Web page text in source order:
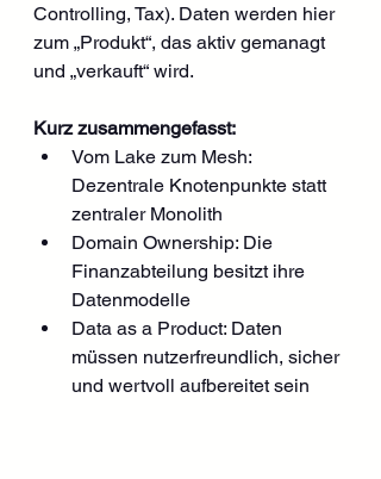
Controlling, Tax). Daten werden hier
zum „Produkt“, das aktiv gemanagt
und „verkauft“ wird.
Kurz zusammengefasst:
Vom Lake zum Mesh:
Dezentrale Knotenpunkte statt
zentraler Monolith
Domain Ownership: Die
Finanzabteilung besitzt ihre
Datenmodelle
Data as a Product: Daten
müssen nutzerfreundlich, sicher
und wertvoll aufbereitet sein